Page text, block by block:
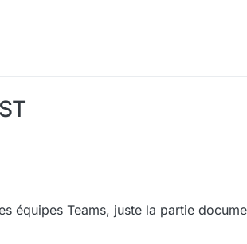
équipes Teams, juste la partie